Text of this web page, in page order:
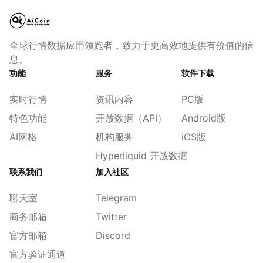
全球行情数据应用领跑者，致力于更高效地提供有价值的信
息。
功能
实时行情
特色功能
AI网格
服务
资讯内容
开放数据（API）
机构服务
Hyperliquid 开放数据
软件下载
PC版
Android版
iOS版
联系我们
聊天室
商务邮箱
官方邮箱
官方验证通道
加入社区
Telegram
Twitter
Discord